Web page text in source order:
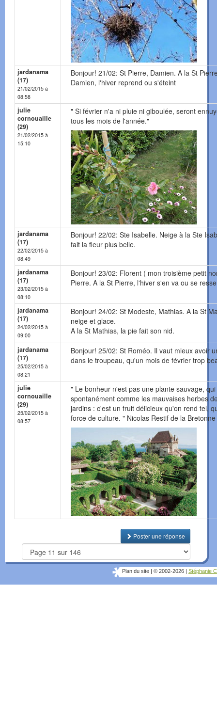
jardanama
(17)
21/02/2015 à
08:58
Bonjour! 21/02: St Pierre, Damien. A la St
Damien, l'hiver reprend ou s'éteint
julie
cornouaille
(29)
21/02/2015 à
15:10
" Si février n'a ni pluie ni giboulée, seront
tous les mois de l'année."
jardanama
(17)
22/02/2015 à
08:49
Bonjour! 22/02: Ste Isabelle. Neige à la Ste
fait la fleur plus belle.
jardanama
(17)
23/02/2015 à
08:10
Bonjour! 23/02: Florent ( mon troisième petit
Pierre. A la St Pierre, l'hiver s'en va ou se
jardanama
(17)
24/02/2015 à
09:00
Bonjour! 24/02: St Modeste, Mathias. A la St
neige et glace.
A la St Mathias, la pie fait son nid.
jardanama
(17)
25/02/2015 à
08:21
Bonjour! 25/02: St Roméo. Il vaut mieux avoir
dans le troupeau, qu'un mois de février trop
julie
cornouaille
(29)
25/02/2015 à
08:57
" Le bonheur n'est pas une plante sauvage,
spontanément comme les mauvaises herbes
jardins : c'est un fruit délicieux qu'on rend tel,
force de culture. " Nicolas Restif de la Bretonne
Poster une réponse
Plan du site © 2002-2026 Stéphanie C